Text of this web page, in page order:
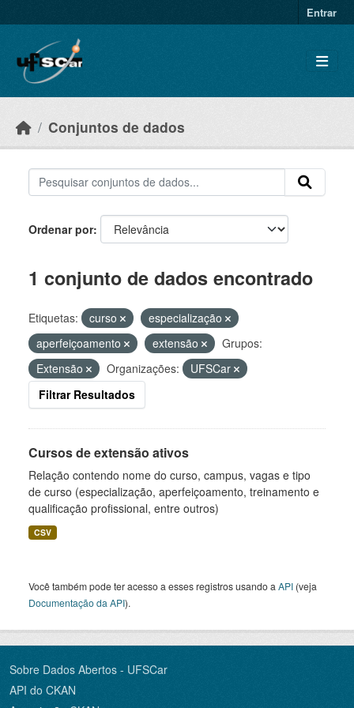
Entrar
Conjuntos de dados
Ordenar por
1 conjunto de dados encontrado
Etiquetas: curso
especialização
aperfeiçoamento
extensão
Grupos:
Extensão
Organizações:
UFSCar
Filtrar Resultados
Cursos de extensão ativos
Relação contendo nome do curso, campus, vagas e tipo
de curso (especialização, aperfeiçoamento, treinamento e
qualificação profissional, entre outros)
CSV
Você também pode ter acesso a esses registros usando a API (veja
Documentação da API).
Sobre Dados Abertos - UFSCar
API do CKAN